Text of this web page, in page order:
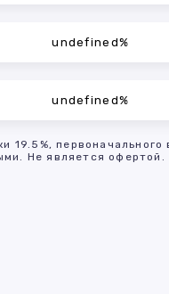
undefined%
undefined%
19.5%,
Не является офертой.